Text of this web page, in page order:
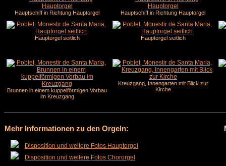
Hauptschiff in Richtung Hauptorgel Hauptschiff in Richtung Hauptorgel
Hauptorgel seitlich Hauptorgel seitlich
Brunnen in einem kuppelförmigen Vorbau
im Kreuzgang
Kreuzgang, Innengarten mit Blick zur
Kirche
Mehr Informationen zu den Orgeln:
Disposition und weitere Fotos Hauptorgel
Disposition und weitere Fotos Chororgel